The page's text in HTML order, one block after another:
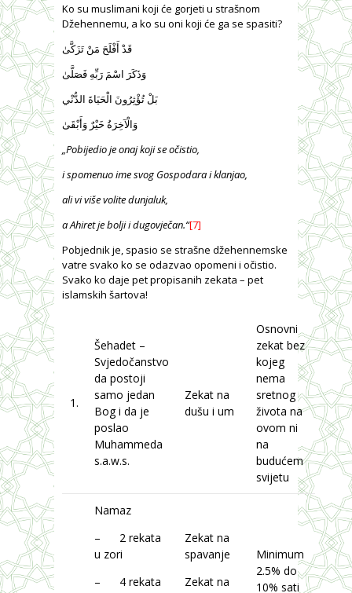
Ko su muslimani koji će gorjeti u strašnom
Džehennemu, a ko su oni koji će ga se spasiti?
قَدْ أَفْلَحَ مَنْ تَزَكَّىٰ
وَذَكَرَ اسْمَ رَبِّهِ فَصَلَّىٰ
بَلْ تُؤْثِرُونَ الْحَيَاةَ الدُّنْي
وَالْآخِرَةُ خَيْرٌ وَأَبْقَىٰ
„Pobijedio je onaj koji se očistio,
i spomenuo ime svog Gospodara i klanjao,
ali vi više volite dunjaluk,
a Ahiret je bolji i dugovječan.“[7]
Pobjednik je, spasio se strašne džehennemske
vatre svako ko se odazvao opomeni i očistio.
Svako ko daje pet propisanih zekata – pet
islamskih šartova!
1.
Šehadet –
Svjedočanstvo
da postoji
samo jedan
Bog i da je
poslao
Muhammeda
s.a.w.s.
Zekat na
dušu i um
Osnovni
zekat bez
kojeg
nema
sretnog
života na
ovom ni
na
budućem
svijetu
Namaz
– 2 rekata
u zori
– 4 rekata
Zekat na
spavanje
Zekat na
Minimum
2.5% do
10% sati